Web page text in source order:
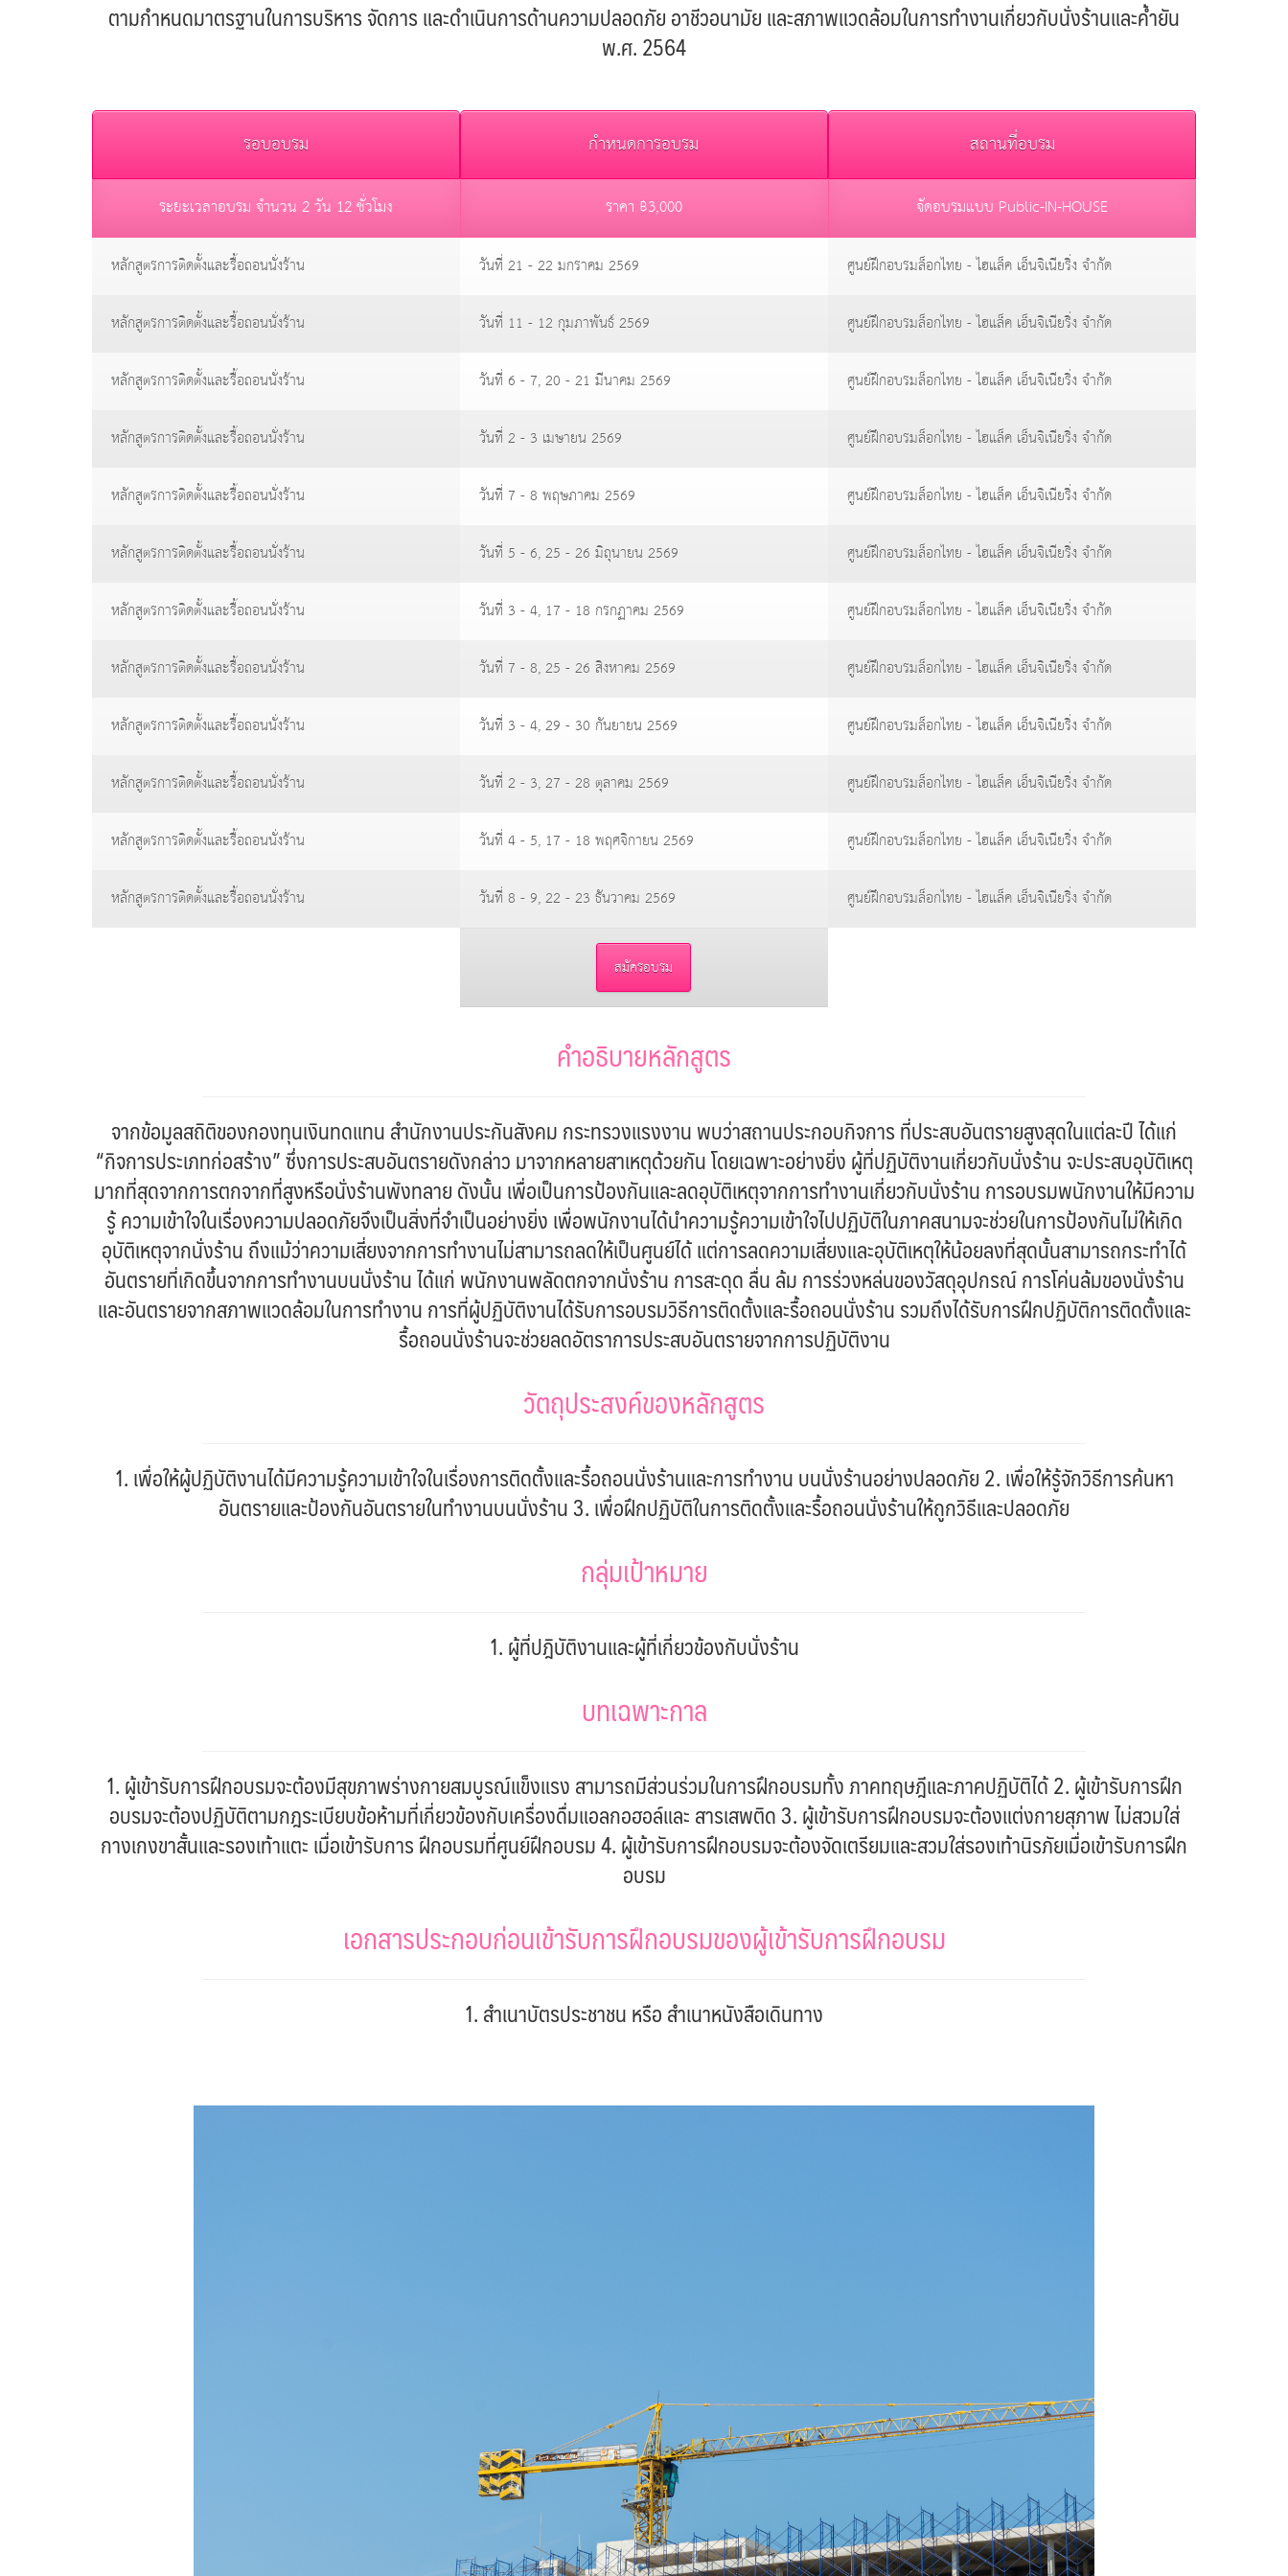
ตามกำหนดมาตรฐานในการบริหาร จัดการ และดำเนินการด้านความปลอดภัย อาชีวอนามัย และสภาพแวดล้อมในการทำงานเกี่ยวกับนั่งร้านและค้ำยัน
พ.ศ. 2564
รอบอบรม
ระยะเวลาอบรม จำนวน 2 วัน 12 ชั่วโมง
หลักสูตรการติดตั้งและรื้อถอนนั่งร้าน
หลักสูตรการติดตั้งและรื้อถอนนั่งร้าน
หลักสูตรการติดตั้งและรื้อถอนนั่งร้าน
หลักสูตรการติดตั้งและรื้อถอนนั่งร้าน
หลักสูตรการติดตั้งและรื้อถอนนั่งร้าน
หลักสูตรการติดตั้งและรื้อถอนนั่งร้าน
หลักสูตรการติดตั้งและรื้อถอนนั่งร้าน
หลักสูตรการติดตั้งและรื้อถอนนั่งร้าน
หลักสูตรการติดตั้งและรื้อถอนนั่งร้าน
หลักสูตรการติดตั้งและรื้อถอนนั่งร้าน
หลักสูตรการติดตั้งและรื้อถอนนั่งร้าน
หลักสูตรการติดตั้งและรื้อถอนนั่งร้าน
กำหนดการอบรม
ราคา ฿3,000
วันที่ 21 - 22 มกราคม 2569
วันที่ 11 - 12 กุมภาพันธ์ 2569
วันที่ 6 - 7, 20 - 21 มีนาคม 2569
วันที่ 2 - 3 เมษายน 2569
วันที่ 7 - 8 พฤษภาคม 2569
วันที่ 5 - 6, 25 - 26 มิถุนายน 2569
วันที่ 3 - 4, 17 - 18 กรกฏาคม 2569
วันที่ 7 - 8, 25 - 26 สิงหาคม 2569
วันที่ 3 - 4, 29 - 30 กันยายน 2569
วันที่ 2 - 3, 27 - 28 ตุลาคม 2569
วันที่ 4 - 5, 17 - 18 พฤศจิกายน 2569
วันที่ 8 - 9, 22 - 23 ธันวาคม 2569
สมัครอบรม
สถานที่อบรม
จัดอบรมแบบ Public-IN-HOUSE
ศูนย์ฝึกอบรมล็อกไทย - ไฮแล็ค เอ็นจิเนียริ่ง จำกัด
ศูนย์ฝึกอบรมล็อกไทย - ไฮแล็ค เอ็นจิเนียริ่ง จำกัด
ศูนย์ฝึกอบรมล็อกไทย - ไฮแล็ค เอ็นจิเนียริ่ง จำกัด
ศูนย์ฝึกอบรมล็อกไทย - ไฮแล็ค เอ็นจิเนียริ่ง จำกัด
ศูนย์ฝึกอบรมล็อกไทย - ไฮแล็ค เอ็นจิเนียริ่ง จำกัด
ศูนย์ฝึกอบรมล็อกไทย - ไฮแล็ค เอ็นจิเนียริ่ง จำกัด
ศูนย์ฝึกอบรมล็อกไทย - ไฮแล็ค เอ็นจิเนียริ่ง จำกัด
ศูนย์ฝึกอบรมล็อกไทย - ไฮแล็ค เอ็นจิเนียริ่ง จำกัด
ศูนย์ฝึกอบรมล็อกไทย - ไฮแล็ค เอ็นจิเนียริ่ง จำกัด
ศูนย์ฝึกอบรมล็อกไทย - ไฮแล็ค เอ็นจิเนียริ่ง จำกัด
ศูนย์ฝึกอบรมล็อกไทย - ไฮแล็ค เอ็นจิเนียริ่ง จำกัด
ศูนย์ฝึกอบรมล็อกไทย - ไฮแล็ค เอ็นจิเนียริ่ง จำกัด
คำอธิบายหลักสูตร
จากข้อมูลสถิติของกองทุนเงินทดแทน สำนักงานประกันสังคม กระทรวงแรงงาน พบว่าสถานประกอบกิจการ ที่ประสบอันตรายสูงสุดในแต่ละปี ได้แก่
“กิจการประเภทก่อสร้าง” ซึ่งการประสบอันตรายดังกล่าว มาจากหลายสาเหตุด้วยกัน โดยเฉพาะอย่างยิ่ง ผู้ที่ปฏิบัติงานเกี่ยวกับนั่งร้าน จะประสบอุบัติเหตุ
มากที่สุดจากการตกจากที่สูงหรือนั่งร้านพังทลาย ดังนั้น เพื่อเป็นการป้องกันและลดอุบัติเหตุจากการทำงานเกี่ยวกับนั่งร้าน การอบรมพนักงานให้มีความ
รู้ ความเข้าใจในเรื่องความปลอดภัยจึงเป็นสิ่งที่จำเป็นอย่างยิ่ง เพื่อพนักงานได้นำความรู้ความเข้าใจไปปฏิบัติในภาคสนามจะช่วยในการป้องกันไม่ให้เกิด
อุบัติเหตุจากนั่งร้าน ถึงแม้ว่าความเสี่ยงจากการทำงานไม่สามารถลดให้เป็นศูนย์ได้ แต่การลดความเสี่ยงและอุบัติเหตุให้น้อยลงที่สุดนั้นสามารถกระทำได้
อันตรายที่เกิดขึ้นจากการทำงานบนนั่งร้าน ได้แก่ พนักงานพลัดตกจากนั่งร้าน การสะดุด ลื่น ล้ม การร่วงหล่นของวัสดุอุปกรณ์ การโค่นล้มของนั่งร้าน
และอันตรายจากสภาพแวดล้อมในการทำงาน การที่ผู้ปฏิบัติงานได้รับการอบรมวิธีการติดตั้งและรื้อถอนนั่งร้าน รวมถึงได้รับการฝึกปฏิบัติการติดตั้งและ
รื้อถอนนั่งร้านจะช่วยลดอัตราการประสบอันตรายจากการปฏิบัติงาน
วัตถุประสงค์ของหลักสูตร
1. เพื่อให้ผู้ปฏิบัติงานได้มีความรู้ความเข้าใจในเรื่องการติดตั้งและรื้อถอนนั่งร้านและการทำงาน บนนั่งร้านอย่างปลอดภัย 2. เพื่อให้รู้จักวิธีการค้นหา
อันตรายและป้องกันอันตรายในทำงานบนนั่งร้าน 3. เพื่อฝึกปฏิบัติในการติดตั้งและรื้อถอนนั่งร้านให้ถูกวิธีและปลอดภัย
กลุ่มเป้าหมาย
1. ผู้ที่ปฎิบัติงานและผู้ที่เกี่ยวข้องกับนั่งร้าน
บทเฉพาะกาล
1. ผู้เข้ารับการฝึกอบรมจะต้องมีสุขภาพร่างกายสมบูรณ์แข็งแรง สามารถมีส่วนร่วมในการฝึกอบรมทั้ง ภาคทฤษฎีและภาคปฏิบัติได้ 2. ผู้เข้ารับการฝึก
อบรมจะต้องปฏิบัติตามกฎระเบียบข้อห้ามที่เกี่ยวข้องกับเครื่องดื่มแอลกอฮอล์และ สารเสพติด 3. ผู้เข้ารับการฝึกอบรมจะต้องแต่งกายสุภาพ ไม่สวมใส่
กางเกงขาสั้นและรองเท้าแตะ เมื่อเข้ารับการ ฝึกอบรมที่ศูนย์ฝึกอบรม 4. ผู้เข้ารับการฝึกอบรมจะต้องจัดเตรียมและสวมใส่รองเท้านิรภัยเมื่อเข้ารับการฝึก
อบรม
เอกสารประกอบก่อนเข้ารับการฝึกอบรมของผู้เข้ารับการฝึกอบรม
1. สำเนาบัตรประชาชน หรือ สำเนาหนังสือเดินทาง